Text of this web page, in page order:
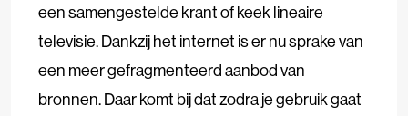
een samengestelde krant of keek lineaire
televisie. Dankzij het internet is er nu sprake van
een meer gefragmenteerd aanbod van
bronnen. Daar komt bij dat zodra je gebruik gaat